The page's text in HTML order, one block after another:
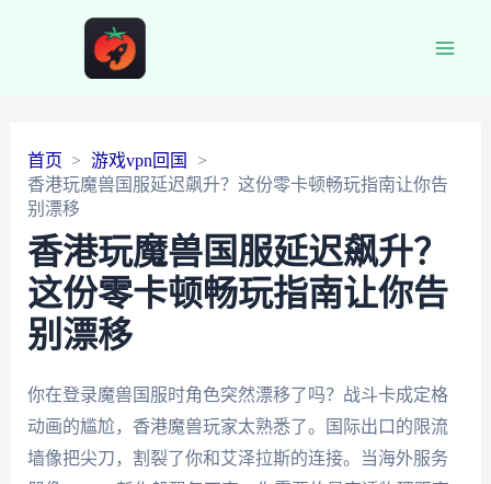
首页
游戏vpn回国
香港玩魔兽国服延迟飙升？这份零卡顿畅玩指南让你告
别漂移
香港玩魔兽国服延迟飙升？
这份零卡顿畅玩指南让你告
别漂移
你在登录魔兽国服时角色突然漂移了吗？战斗卡成定格
动画的尴尬，香港魔兽玩家太熟悉了。国际出口的限流
墙像把尖刀，割裂了你和艾泽拉斯的连接。当海外服务